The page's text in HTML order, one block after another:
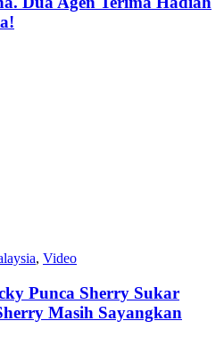
, Video
Punca Sherry Sukar
Masih Sayangkan